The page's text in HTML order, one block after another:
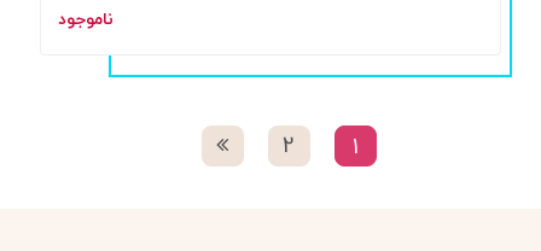
ناموجود
1
2